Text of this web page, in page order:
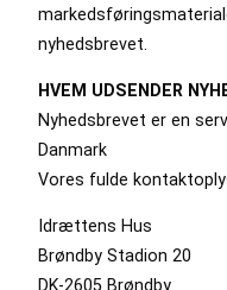
nyhedsbrevet.
HVEM UDSENDER
Nyhedsbrevet er en
Danmark
Vores fulde
Idrættens Hus
Brøndby Stadion 20
DK-2605 Brøndby